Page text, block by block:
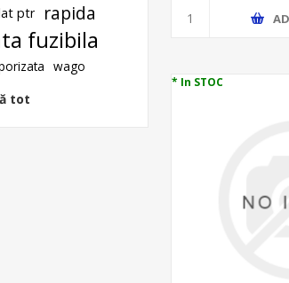
* In STOC
ptr
rapida
fuzibila
wago
tot